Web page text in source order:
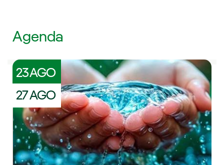
Agenda
23 AGO
27 AGO